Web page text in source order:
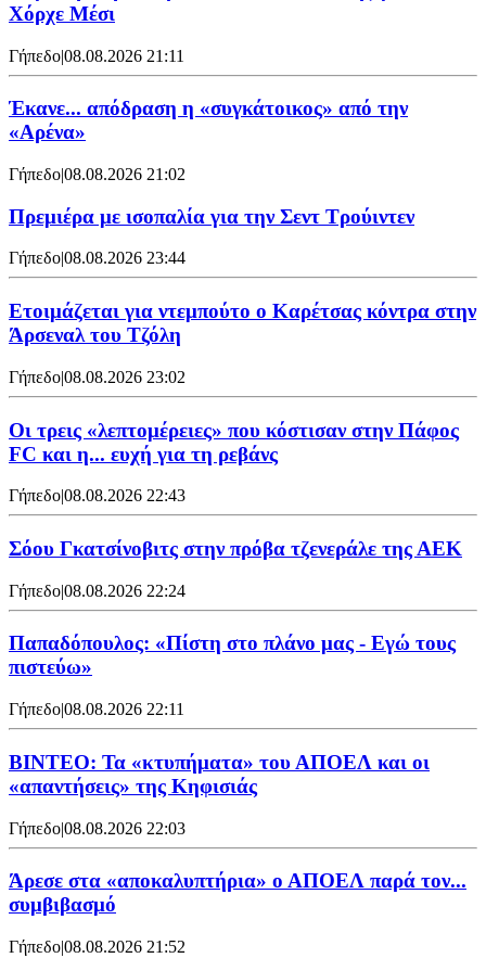
Χόρχε Μέσι
Γήπεδο|08.08.2026 21:11
Έκανε... απόδραση η «συγκάτοικος» από την
«Αρένα»
Γήπεδο|08.08.2026 21:02
Πρεμιέρα με ισοπαλία για την Σεντ Τρούιντεν
Γήπεδο|08.08.2026 23:44
Ετοιμάζεται για ντεμπούτο ο Καρέτσας κόντρα στην
Άρσεναλ του Τζόλη
Γήπεδο|08.08.2026 23:02
Οι τρεις «λεπτομέρειες» που κόστισαν στην Πάφος
FC και η... ευχή για τη ρεβάνς
Γήπεδο|08.08.2026 22:43
Σόου Γκατσίνοβιτς στην πρόβα τζενεράλε της ΑΕΚ
Γήπεδο|08.08.2026 22:24
Παπαδόπουλος: «Πίστη στο πλάνο μας - Εγώ τους
πιστεύω»
Γήπεδο|08.08.2026 22:11
ΒΙΝΤΕΟ: Τα «κτυπήματα» του ΑΠΟΕΛ και οι
«απαντήσεις» της Κηφισιάς
Γήπεδο|08.08.2026 22:03
Άρεσε στα «αποκαλυπτήρια» ο ΑΠΟΕΛ παρά τον...
συμβιβασμό
Γήπεδο|08.08.2026 21:52